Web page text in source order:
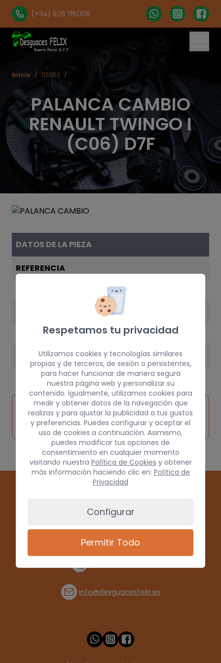
(+34) 928 715008
PALANCA CAMBIO
RENAULT TWINGO I
(C06) D7F
Inicio / 113953 /
DATOS DE LA PIEZA
REFERENCIA
Inspeccionar
vehículo de
origen
Solicitar
pieza
Consultar
por
info@desguacesfelix.es
Respetamos tu privacidad
Utilizamos cookies y tecnologías similares
propias y de terceros, de sesión o persistentes,
para hacer funcionar de manera segura
nuestra página web y personalizar su
contenido. Igualmente, utilizamos cookies para
medir y obtener datos de la navegación que
realizas y para ajustar la publicidad a tus gustos
y preferencias. Puedes configurar y aceptar el
uso de cookies a continuación. Asimismo,
puedes modificar tus opciones de
consentimiento en cualquier momento
visitando nuestra Política de Cookies y obtener
más información haciendo clic en: Política de
Privacidad
Configurar
Permitir Todo